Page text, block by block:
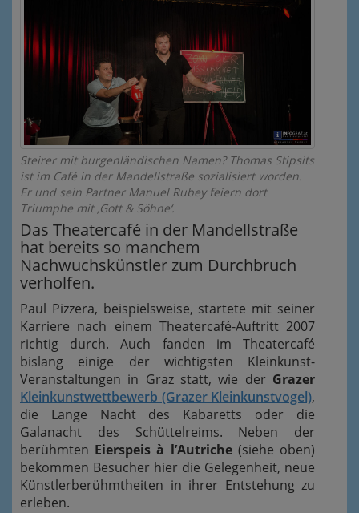
Steirer mit burgenländischen Namen? Thomas Stipsits
ist im Café in der Mandellstraße sozialisiert worden.
Er und sein Partner Manuel Rubey feiern dort
Triumphe mit ‚Gott & Söhne‘.
Das Theatercafé in der Mandellstraße
hat bereits so manchem
Nachwuchskünstler zum Durchbruch
verholfen.
Paul Pizzera, beispielsweise, startete mit seiner
Karriere nach einem Theatercafé-Auftritt 2007
richtig durch. Auch fanden im Theatercafé
bislang einige der wichtigsten Kleinkunst-
Veranstaltungen in Graz statt, wie der Grazer
Kleinkunstwettbewerb (Grazer Kleinkunstvogel),
die Lange Nacht des Kabaretts oder die
Galanacht des Schüttelreims. Neben der
berühmten Eierspeis à l’Autriche(siehe oben)
bekommen Besucher hier die Gelegenheit, neue
Künstlerberühmtheiten in ihrer Entstehung zu
erleben.